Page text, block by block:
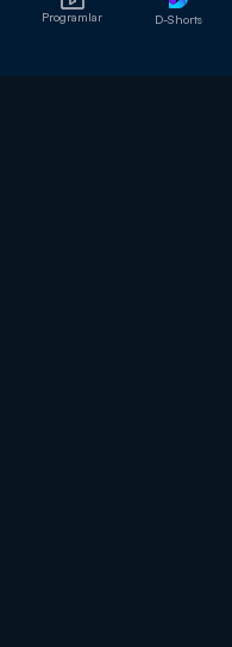
Programlar D-Shorts